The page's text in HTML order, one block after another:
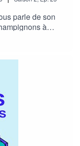
parle de son
à
un set and
mode de